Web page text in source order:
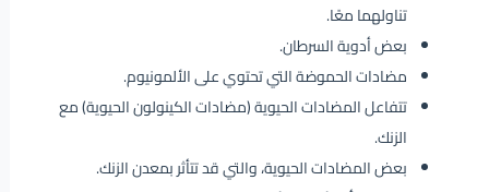
تناولهما معًا.
بعض أدوية السرطان.
مضادات الحموضة التي تحتوي على الألمونيوم.
تتفاعل المضادات الحيوية (مضادات الكينولون الحيوية) مع
الزنك.
بعض المضادات الحيوية، والتي قد تتأثر بمعدن الزنك.